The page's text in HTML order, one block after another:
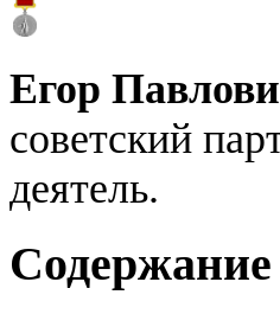
Егор
советский
деятель.
Содержание